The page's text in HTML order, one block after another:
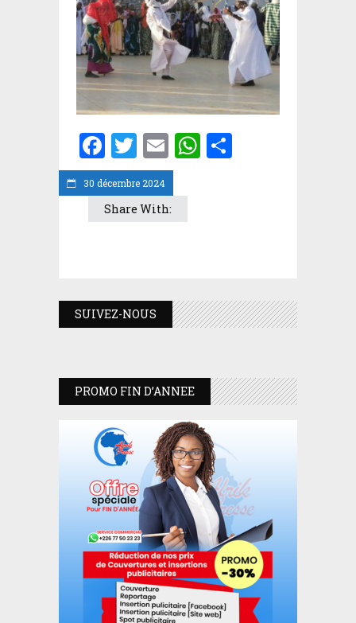
30 décembre 2024
Facebook
Twitter
EmailWhatsApp
Share With:
SUIVEZ-NOUS
PROMO FIN D’ANNEE